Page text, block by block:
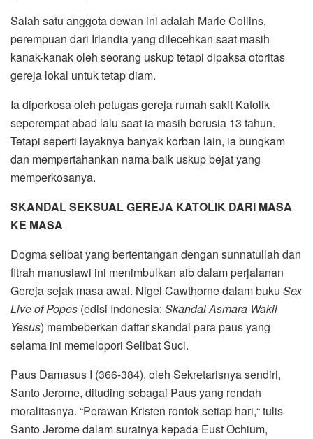
Salah satu anggota dewan ini adalah Marie Collins,
perempuan dari Irlandia yang dilecehkan saat masih
kanak-kanak oleh seorang uskup tetapi dipaksa otoritas
gereja lokal untuk tetap diam.
Ia diperkosa oleh petugas gereja rumah sakit Katolik
seperempat abad lalu saat ia masih berusia 13 tahun.
Tetapi seperti layaknya banyak korban lain, ia bungkam
dan mempertahankan nama baik uskup bejat yang
memperkosanya.
SKANDAL SEKSUAL GEREJA KATOLIK DARI MASA
KE MASA
Dogma selibat yang bertentangan dengan sunnatullah dan
fitrah manusiawi ini menimbulkan aib dalam perjalanan
Gereja sejak masa awal. Nigel Cawthorne dalam buku Sex
Live of Popes (edisi Indonesia: Skandal Asmara Wakil
Yesus) membeberkan daftar skandal para paus yang
selama ini memelopori Selibat Suci.
Paus Damasus I (366-384), oleh Sekretarisnya sendiri,
Santo Jerome, dituding sebagai Paus yang rendah
moralitasnya. “Perawan Kristen rontok setiap hari,“ tulis
Santo Jerome dalam suratnya kepada Eust Ochium,